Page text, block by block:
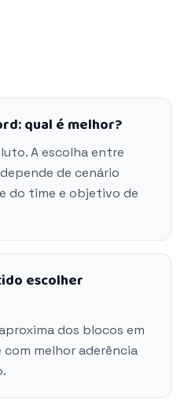
qual é melhor?
A escolha entre
de cenário
do time e objetivo de
escolher
dos blocos em
com melhor aderência